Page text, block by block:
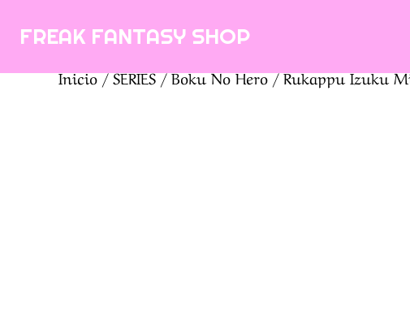
contenido
FREAK FANTASY SHOP
Inicio/SERIES/Boku No Hero/ Rukappu Izuku